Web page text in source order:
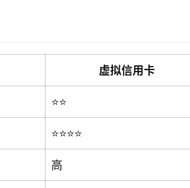
虚拟信用卡
⭐⭐
⭐⭐⭐⭐
高